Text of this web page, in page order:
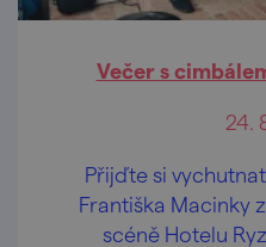
Večer s
24.
Přijďte si
Františka Macinky
scéně Hotelu